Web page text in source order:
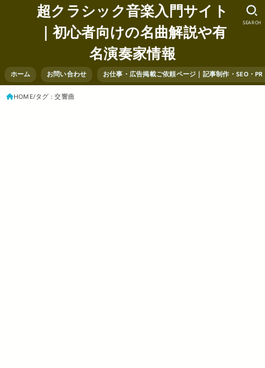
超クラシック音楽入門サイト
｜初心者向けの名曲解説や有
名演奏家情報
ホーム お問い合わせ お仕事・広告掲載ご依頼ページ｜記事制作・SEO・
SEARCH
HOME タグ : 交響曲